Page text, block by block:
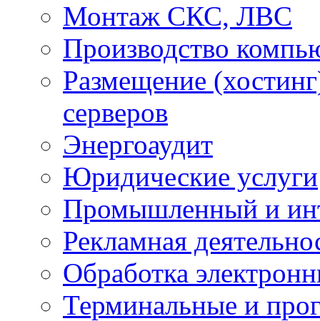
Монтаж СКС, ЛВС
Производство
Размещение
серверов
Энергоаудит
Юридические услуги
Промышленный и
Рекламная
Обработка
Терминальные и